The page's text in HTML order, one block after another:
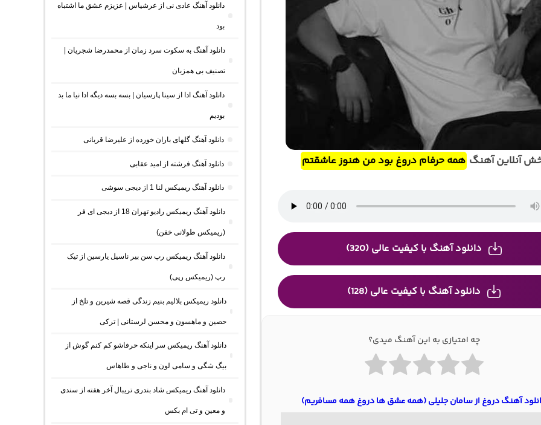
آنلاین آهنگ همه حرفام دروغ بود من هنوز عاشقتم
دانلود آهنگ با کیفیت عالی (320)
دانلود آهنگ با کیفیت عالی (128)
چه امتیازی به این آهنگ میدی؟
آهنگ دروغ از سامان جلیلی (همه عشق ها دروغ همه مسافریم)
دانلود آهنگ عادی نی از عرشیاس | عزیزم عشق ما اشتباه
بود
دانلود آهنگ به سکوت سرد زمان از محمدرضا شجریان |
تصنیف بی همزبان
دانلود آهنگ ادا از سینا پارسیان | بسه بسه دیگه ادا نیا ما بد
بودیم
دانلود آهنگ گلهای باران خورده از علیرضا قربانی
دانلود آهنگ فرشته از امید عقابی
دانلود آهنگ ریمیکس لنا 1 از دیجی سوشی
دانلود آهنگ ریمیکس رادیو تهران 18 از دیجی ای فر
(ریمیکس طولانی خفن)
دانلود آهنگ ریمیکس رپ سن بیر ناسیل یارسین از تیک
رپ (ریمیکس رپی)
دانلود ریمیکس بلالیم بنیم زندگی قصه شیرین و تلخ از
حصین و ماهسون و محسن لرستانی | ترکی
دانلود آهنگ ریمیکس سر اینکه حرفاشو کم کنم گوش از
بیگ شگی و سامی لون و ناجی و طاهاس
دانلود آهنگ ریمیکس شاد بندری تریبال آخر هفته از سندی
و معین و تی ام بکس